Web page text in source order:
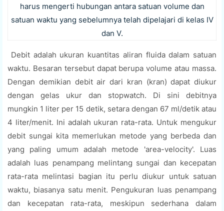
harus mengerti hubungan antara satuan volume dan
satuan waktu yang sebelumnya telah dipelajari di kelas IV
dan V.
Debit adalah ukuran kuantitas aliran fluida dalam satuan
waktu. Besaran tersebut dapat berupa volume atau massa.
Dengan demikian debit air dari kran (kran) dapat diukur
dengan gelas ukur dan stopwatch. Di sini debitnya
mungkin 1 liter per 15 detik, setara dengan 67 ml/detik atau
4 liter/menit. Ini adalah ukuran rata-rata. Untuk mengukur
debit sungai kita memerlukan metode yang berbeda dan
yang paling umum adalah metode 'area-velocity'. Luas
adalah luas penampang melintang sungai dan kecepatan
rata-rata melintasi bagian itu perlu diukur untuk satuan
waktu, biasanya satu menit. Pengukuran luas penampang
dan kecepatan rata-rata, meskipun sederhana dalam